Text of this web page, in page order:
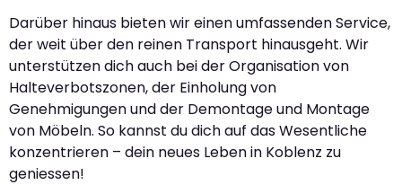
Darüber hinaus bieten wir einen umfassenden Service,
der weit über den reinen Transport hinausgeht. Wir
unterstützen dich auch bei der Organisation von
Halteverbotszonen, der Einholung von
Genehmigungen und der Demontage und Montage
von Möbeln. So kannst du dich auf das Wesentliche
konzentrieren – dein neues Leben in Koblenz zu
geniessen!